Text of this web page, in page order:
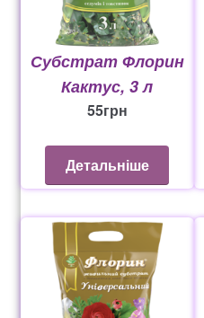
Субстрат Флорин
Кактус, 3 л
55грн
Детальніше